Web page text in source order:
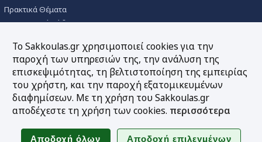
Πρακτικά Θέματα
Οικονομικοί Κώδικες
Συγγραμμάτων
Εργαλεία
Online υπολογισμός τόκων
Υπηρεσία Ηλεκτρονικής
Sitemap
Το Sakkoulas.gr χρησιμοποιεί cookies για την
παροχή των υπηρεσιών της, την ανάλυση της
επισκεψιμότητας, τη βελτιστοποίηση της εμπειρίας
του χρήστη, και την παροχή εξατομικευμένων
διαφημίσεων. Με τη χρήση του Sakkoulas.gr
αποδέχεστε τη χρήση των cookies. περισσότερα